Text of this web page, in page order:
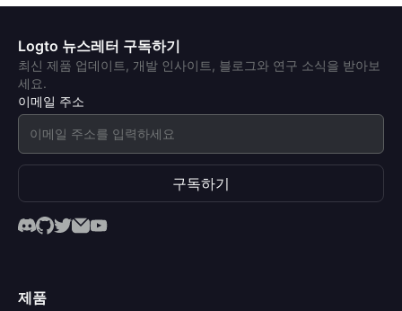
Logto 뉴스레터 구독하기
최신 제품 업데이트, 개발 인사이트, 블로그와 연구 소식을 받아보
세요.
이메일 주소
구독하기
제품